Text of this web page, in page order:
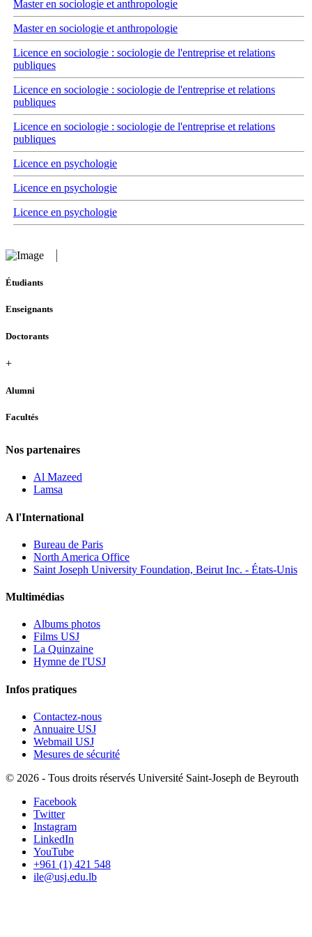
Master en sociologie et anthropologie
Master en sociologie et anthropologie
Licence en sociologie : sociologie de l'entreprise et relations
publiques
Licence en sociologie : sociologie de l'entreprise et relations
publiques
Licence en sociologie : sociologie de l'entreprise et relations
publiques
Licence en psychologie
Licence en psychologie
Licence en psychologie
Étudiants
Enseignants
Doctorants
+
Alumni
Facultés
Nos partenaires
Al Mazeed
Lamsa
A l'International
Bureau de Paris
North America Office
Saint Joseph University Foundation, Beirut Inc. - États-Unis
Multimédias
Albums photos
Films USJ
La Quinzaine
Hymne de l'USJ
Infos pratiques
Contactez-nous
Annuaire USJ
Webmail USJ
Mesures de sécurité
© 2026 - Tous droits réservés Université Saint-Joseph de Beyrouth
Facebook
Twitter
Instagram
LinkedIn
YouTube
+961 (1) 421 548
ile@usj.edu.lb